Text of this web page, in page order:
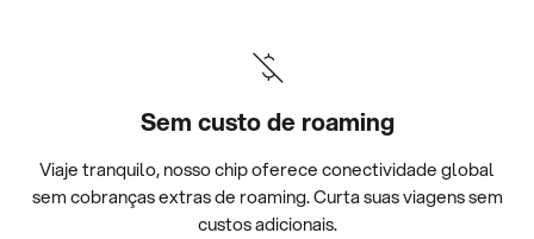
Sem custo de roaming
Viaje tranquilo, nosso chip oferece conectividade global
sem cobranças extras de roaming. Curta suas viagens sem
custos adicionais.